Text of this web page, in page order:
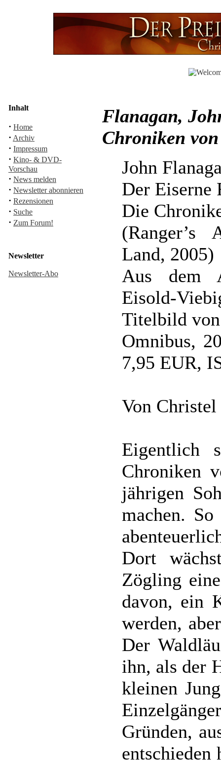
Inhalt
· Home
· Archiv
· Impressum
· Kino- & DVD-
Vorschau
· News melden
· Newsletter abonnieren
· Rezensionen
· Suche
· Zum Forum!
Newsletter
Newsletter-Abo
Flanagan,
Chroniken
John
Der Eiserne
Die
(Ranger’s
Land, 2005)
Aus dem
Eisold-
Titelbild
Omnibus,
7,95 EUR,
Von Christel
Eigentlich
Chroniken
jährigen
machen.
Dort
Zögling
davon, ein
werden,
Der
ihn, als der
kleinen
Gründen,
entschieden